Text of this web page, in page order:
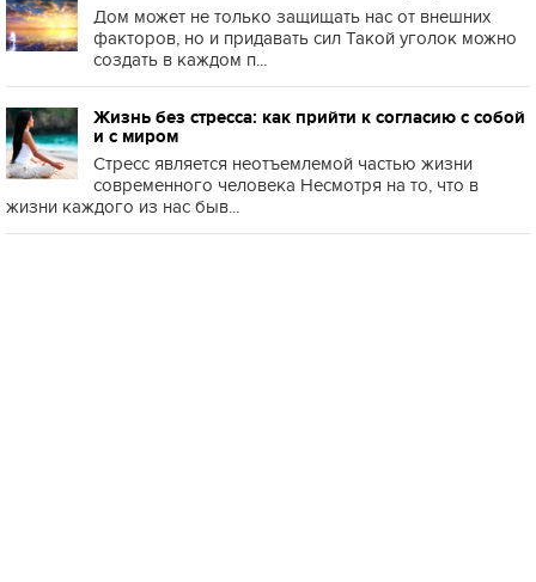
Дом может не только защищать нас от внешних
факторов, но и придавать сил Такой уголок можно
создать в каждом п...
Жизнь без стресса: как прийти к согласию с собой
и с миром
Стресс является неотъемлемой частью жизни
современного человека Несмотря на то, что в
жизни каждого из нас быв...